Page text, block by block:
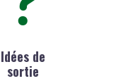
Idées de
sortie